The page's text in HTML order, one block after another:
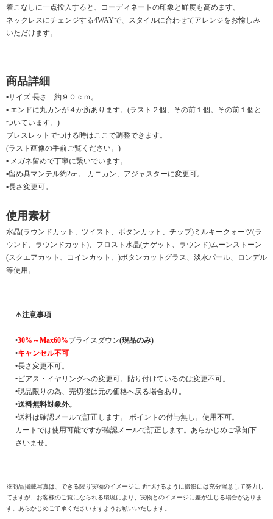
着こなしに一点投入すると、コーディネートの印象と鮮度も高めます。
ネックレスにチェンジする4WAYで、スタイルに合わせてアレンジをお愉しみ
いただけます。
商品詳細
▪サイズ 長さ 約９０ｃｍ。
▪ エンドに丸カンが４か所あります。(ラスト２個、その前１個。その前１個と
ついています。)
ブレスレットでつける時はここで調整できます。
(ラスト画像の手前ご覧ください。)
▪ メガネ留めで丁寧に繋いでいます。
▪留め具マンテル約2㎝。 カニカン、アジャスターに変更可。
▪長さ変更可。
使用素材
水晶(ラウンドカット、ツイスト、ボタンカット、チップ)ミルキークォーツ(ラ
ウンド、ラウンドカット)、フロスト水晶(ナゲット、ラウンド)ムーンストーン
(スクエアカット、コインカット、)ボタンカットグラス、淡水パール、ロンデル
等使用。
⚠注意事項
•30%～Max60%プライスダウン(現品のみ)
•キャンセル不可
•長さ変更不可。
•ピアス・イヤリングへの変更可。貼り付けているのは変更不可。
•現品限りの為、売切後は元の価格へ戻る場合あり。
•送料無料対象外。
•送料は確認メールで訂正します。 ポイントの付与無し。使用不可。
カートでは使用可能ですが確認メールで訂正します。あらかじめご承知下
さいませ。
※商品掲載写真は、できる限り実物のイメージに 近づけるように撮影には充分留意して努力し
てますが、お客様のご覧になられる環境により、実物とのイメージに差が生じる場合がありま
す。あらかじめご了承くださいますようお願いいたします。